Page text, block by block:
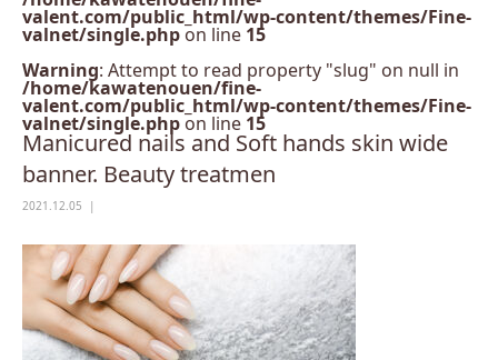
valent.com/public_html/wp-content/themes/Fine-
valnet/single.phpon line 15
Warning: Attempt to read property "slug" on null in
/home/kawatenouen/fine-
valent.com/public_html/wp-content/themes/Fine-
valnet/single.phpon line 15
Manicured nails and Soft hands skin wide
banner. Beauty treatmen
2021.12.05